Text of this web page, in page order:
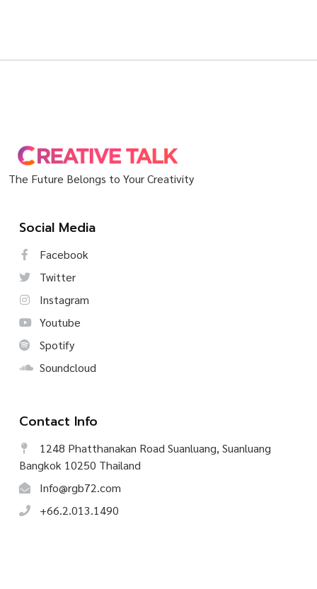
The Future Belongs to Your Creativity
Social Media
Facebook
Twitter
Instagram
Youtube
Spotify
Soundcloud
Contact Info
1248 Phatthanakan Road Suanluang, Suanluang
Bangkok 10250 Thailand
Info@rgb72.com
+66.2.013.1490